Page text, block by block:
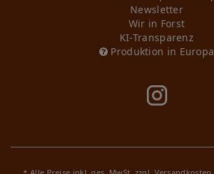
Newsletter
Wir in Forst
KI-Transparenz
Produktion in Europa